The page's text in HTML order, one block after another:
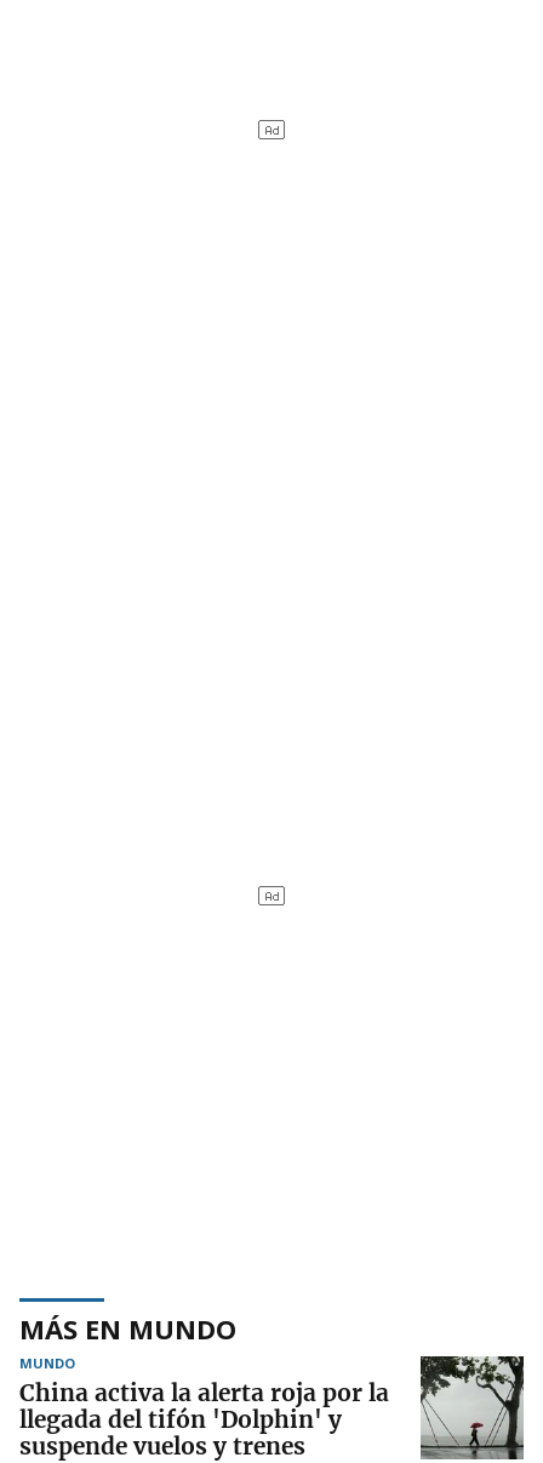
MÁS EN MUNDO
MUNDO
China activa la alerta roja por la
llegada del tifón 'Dolphin' y
suspende vuelos y trenes